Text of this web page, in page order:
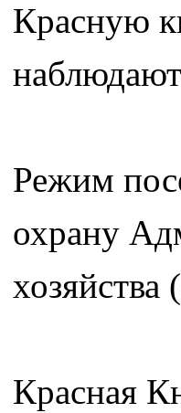
Красную
Режим
охрану
хозяйства
Красная